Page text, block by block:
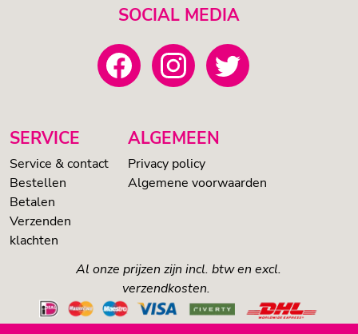
Al onze prijzen zijn incl. btw en excl.
verzendkosten.
SOCIAL MEDIA
SERVICE
Service & contact
Bestellen
Betalen
Verzenden
klachten
ALGEMEEN
Privacy policy
Algemene voorwaarden